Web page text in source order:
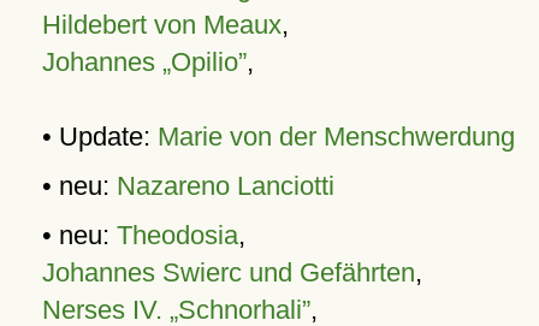
Hildebert von Meaux,
Johannes „Opilio”,
• Update: Marie von der Menschwerdung
• neu: Nazareno Lanciotti
• neu: Theodosia,
Johannes Swierc und Gefährten,
Nerses IV. „Schnorhali”,